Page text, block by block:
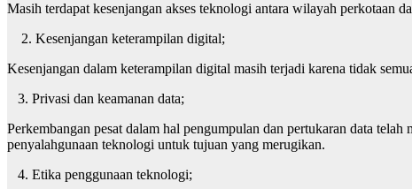
Masih terdapat kesenjangan akses teknologi antara wilayah perkotaan
2. Kesenjangan keterampilan digital;
Kesenjangan dalam keterampilan digital masih terjadi karena tidak
3. Privasi dan keamanan data;
Perkembangan pesat dalam hal pengumpulan dan pertukaran data
penyalahgunaan teknologi untuk tujuan yang merugikan.
4. Etika penggunaan teknologi;